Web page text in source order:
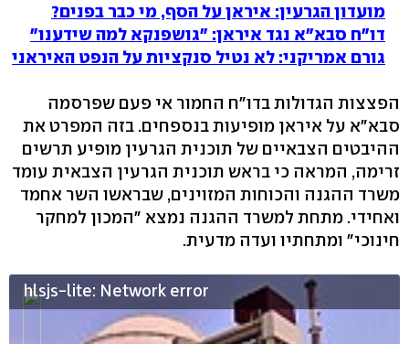
מועדון הגרעין: איראן על הסף, מי כבר בפנים?
דו"ח סבא"א נגד איראן: "גושפנקא למה שידענו"
גורם אמריקני: לא נטיל סנקציות על הנפט האיראני
הפצצות הגדולות בדו"ח החמור אי פעם שפרסמה
סבא"א על איראן מופיעות בנספחים. בזה המפרט את
ההיבטים הצבאיים של תוכנית הגרעין מופיע תרשים
זרימה, המראה כי בראש תוכנית הגרעין הצבאית עומד
משרד ההגנה והכוחות המזוינים, שבראשו השר אחמד
ואחידי. מתחת למשרד ההגנה נמצא "המכון למחקר
חינוכי" ומתחתיו ועדה מדעית.
hlsjs-lite: Network error